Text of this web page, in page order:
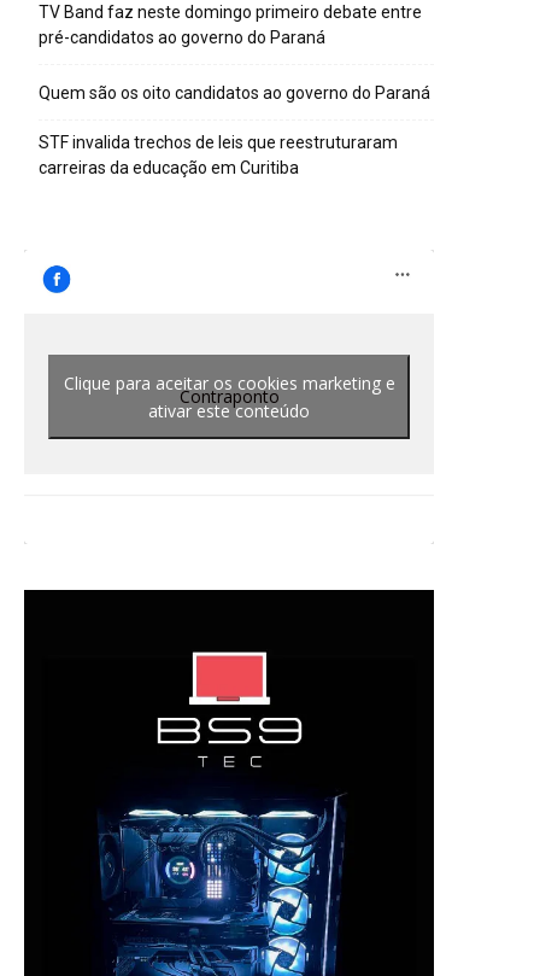
TV Band faz neste domingo primeiro debate entre
pré-candidatos ao governo do Paraná
Quem são os oito candidatos ao governo do Paraná
STF invalida trechos de leis que reestruturaram
carreiras da educação em Curitiba
Contraponto
Clique para aceitar os cookies marketing e
ativar este conteúdo